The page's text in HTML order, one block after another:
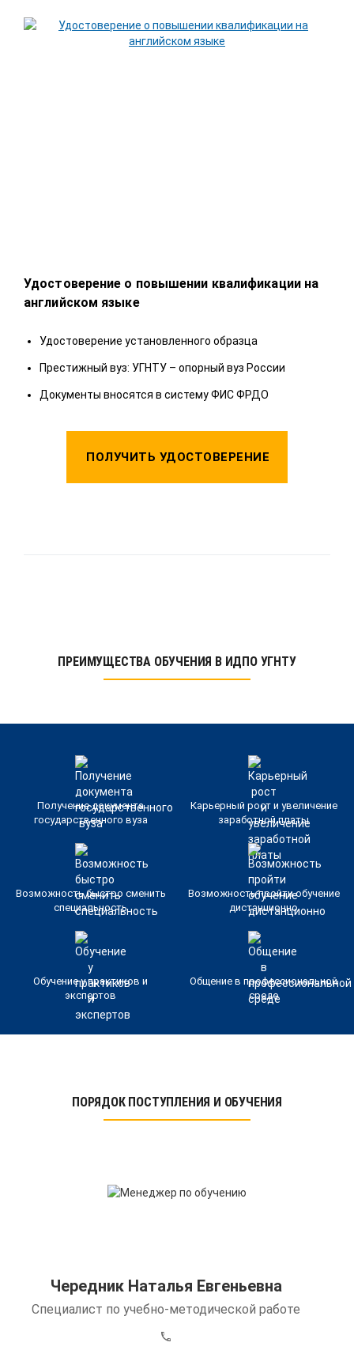
Удостоверение о повышении квалификации на
английском языке
Удостоверение установленного образца
Престижный вуз: УГНТУ – опорный вуз России
Документы вносятся в систему ФИС ФРДО
ПОЛУЧИТЬ УДОСТОВЕРЕНИЕ
ПРЕИМУЩЕСТВА ОБУЧЕНИЯ В ИДПО УГНТУ
Получение документа
государственного вуза
Карьерный рост и увеличение
заработной платы
Возможность быстро сменить
специальность
Возможность пройти обучение
дистанционно
Обучение у практиков и
экспертов
Общение в профессиональной
среде
ПОРЯДОК ПОСТУПЛЕНИЯ И ОБУЧЕНИЯ
Чередник Наталья Евгеньевна
Специалист по учебно-методической работе